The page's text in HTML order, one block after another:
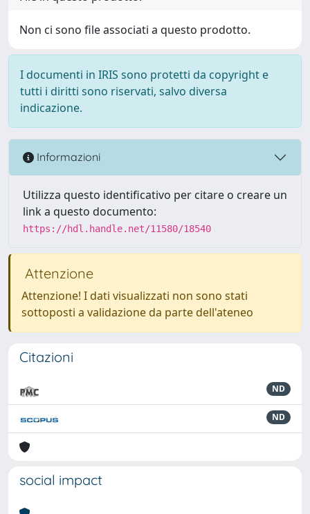
Non ci sono file associati a questo prodotto.
I documenti in IRIS sono protetti da copyright e
tutti i diritti sono riservati, salvo diversa
indicazione.
Informazioni
Utilizza questo identificativo per citare o creare un
link a questo documento:
https://hdl.handle.net/11580/18540
Attenzione
Attenzione! I dati visualizzati non sono stati
sottoposti a validazione da parte dell'ateneo
Citazioni
ND
ND
social impact